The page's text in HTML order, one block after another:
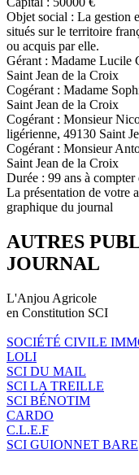
Objet social : La gestion
situés sur le territoire
ou acquis par elle.
Gérant : Madame Lucile
Saint Jean de la Croix
Cogérant : Madame
Saint Jean de la Croix
Cogérant : Monsieur
ligérienne, 49130 Saint
Cogérant : Monsieur
Saint Jean de la Croix
Durée : 99 ans à
La présentation de votre
graphique du journal
AUTRES
JOURNAL
L'Anjou Agricole
en Constitution SCI
SOCIÉTÉ CIVILE
LOLI
SCI DU MAIL
SCI LA TREILLE
SCI BÉNOTIM
CARDO
C.L.E.F
SCI GUIONNET BARE